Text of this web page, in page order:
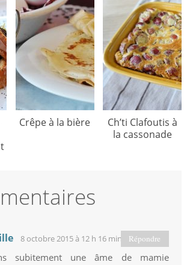
Crêpe à la bière
Ch’ti Clafoutis à
la cassonade
8 octobre 2015 à 12 h 16 min
subitement une âme de mamie
Répondre